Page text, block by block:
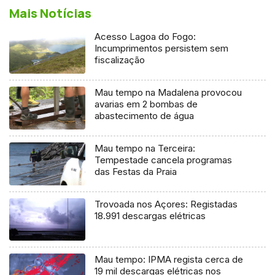
Mais Notícias
Acesso Lagoa do Fogo:
Incumprimentos persistem sem
fiscalização
Mau tempo na Madalena provocou
avarias em 2 bombas de
abastecimento de água
Mau tempo na Terceira:
Tempestade cancela programas
das Festas da Praia
Trovoada nos Açores: Registadas
18.991 descargas elétricas
Mau tempo: IPMA regista cerca de
19 mil descargas elétricas nos